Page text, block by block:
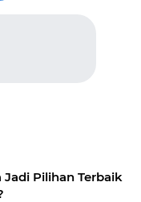
Jadi Pilihan Terbaik